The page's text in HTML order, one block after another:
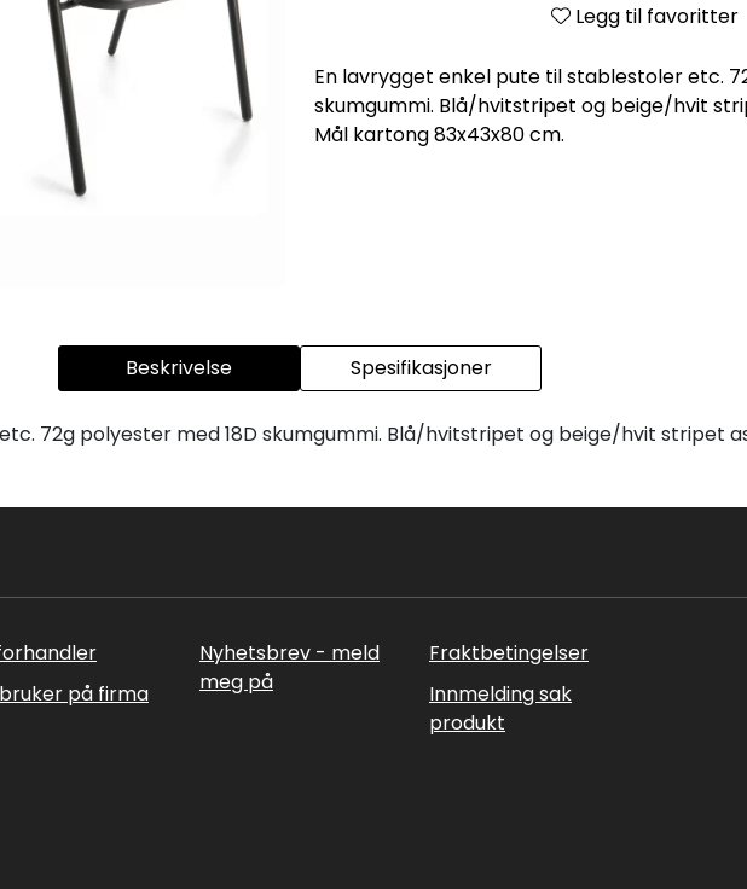
Legg til favoritter
En lavrygget enkel pute til stablestoler etc.
skumgummi. Blå/hvitstripet og beige/hvit
Mål kartong 83x43x80 cm.
Beskrivelse Spesifikasjoner
72g polyester med 18D skumgummi. Blå/hvitstripet og beige/hvit stripet
på firma
Nyhetsbrev - meld
meg på
Fraktbetingelser
Innmelding sak
produkt